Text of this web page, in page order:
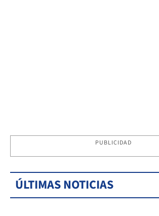
PUBLICIDAD
ÚLTIMAS NOTICIAS